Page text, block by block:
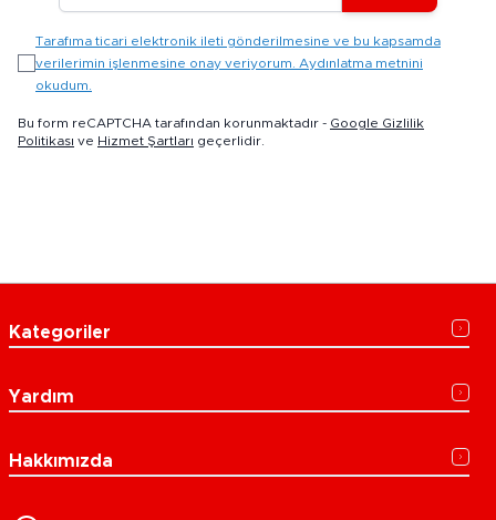
Tarafıma ticari elektronik ileti gönderilmesine ve bu kapsamda
verilerimin işlenmesine onay veriyorum. Aydınlatma metnini
okudum.
Bu form reCAPTCHA tarafından korunmaktadır - Google Gizlilik
Politikası ve Hizmet Şartları geçerlidir.
Kategoriler
Yardım
Hakkımızda